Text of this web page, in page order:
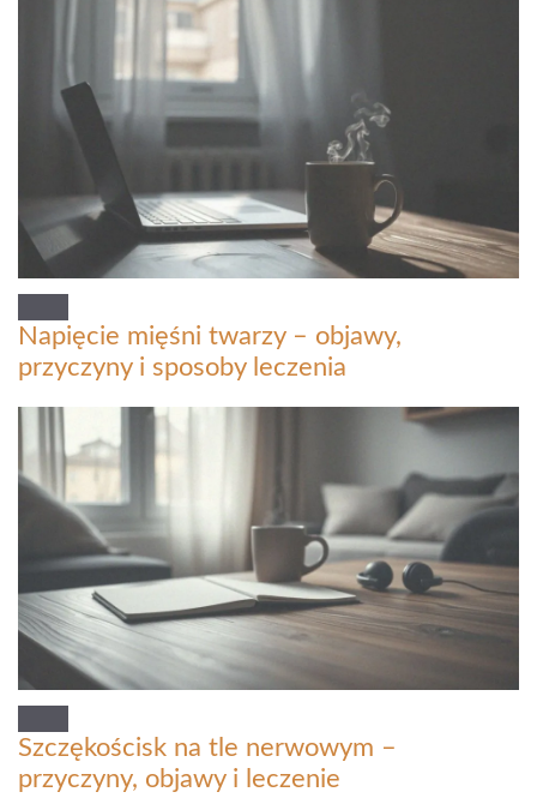
Napięcie mięśni twarzy – objawy,
przyczyny i sposoby leczenia
Szczękościsk na tle nerwowym –
przyczyny, objawy i leczenie